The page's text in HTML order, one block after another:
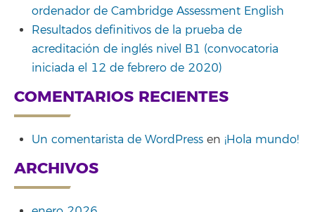
ordenador de Cambridge Assessment English
Resultados definitivos de la prueba de
acreditación de inglés nivel B1 (convocatoria
iniciada el 12 de febrero de 2020)
COMENTARIOS RECIENTES
Un comentarista de WordPress en ¡Hola mundo!
ARCHIVOS